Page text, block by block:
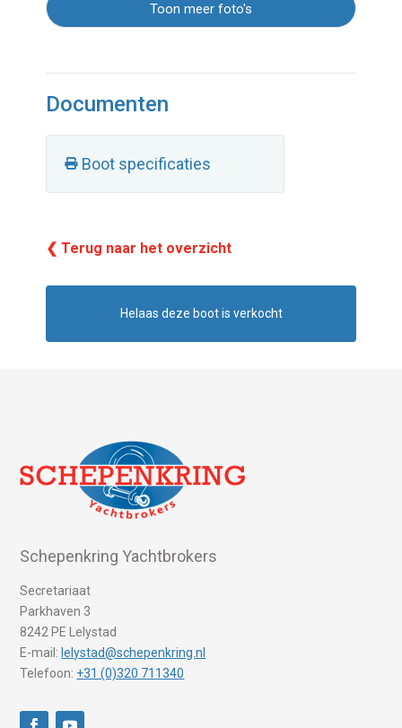
Toon meer foto's
Documenten
Boot specificaties
❮ Terug naar het overzicht
Helaas deze boot is verkocht
Schepenkring Yachtbrokers
Secretariaat
Parkhaven 3
8242 PE Lelystad
E-mail: lelystad@schepenkring.nl
Telefoon: +31 (0)320 711340